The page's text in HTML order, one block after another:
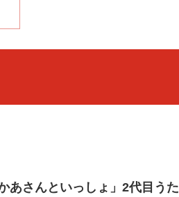
あさんといっしょ」2代目うた